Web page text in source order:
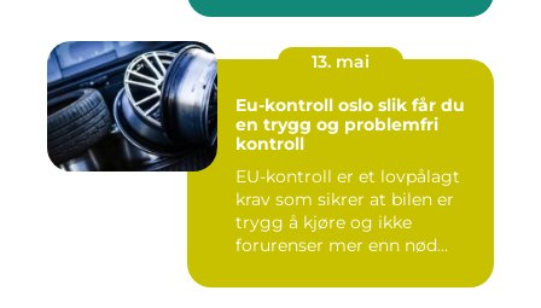
13. mai
Eu-kontroll oslo slik får du
en trygg og problemfri
kontroll
EU-kontroll er et lovpålagt
krav som sikrer at bilen er
trygg å kjøre og ikke
forurenser mer enn nød...